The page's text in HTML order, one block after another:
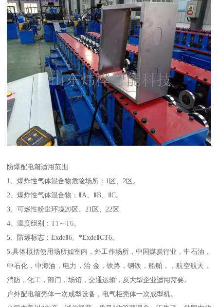
防爆配电箱适用范围
1、爆炸性气体混合物危险场所：1区、2区。
2、爆炸性气体混合物：ⅡA、ⅡB、ⅡC。
3、可燃性粉尘环境20区、21区、22区
4、温度组别：T1～T6。
5、防爆标志：ExdeⅡ6、*ExdeⅡCT6。
5.具体概括使用场所如室内，外工作场所，中国煤炭行业，中石油，
中石化，中海油，电力，治 金，铁路，钢铁，船舶，，航空航天，
消防，化工，部门，场馆，交通运输，及大型企业适用需要。
户外配电箱壳体一次成型设备，电气柜壳体一次成型机。